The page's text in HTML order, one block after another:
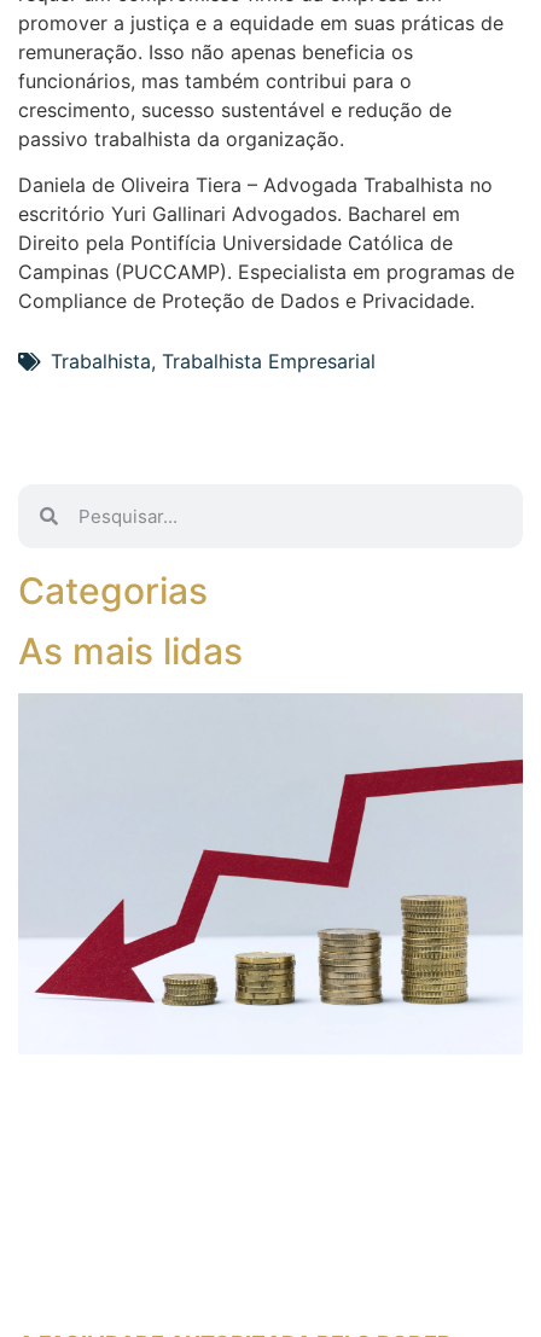
promover a justiça e a equidade em suas práticas de
remuneração. Isso não apenas beneficia os
funcionários, mas também contribui para o
crescimento, sucesso sustentável e redução de
passivo trabalhista da organização.
Daniela de Oliveira Tiera – Advogada Trabalhista no
escritório Yuri Gallinari Advogados. Bacharel em
Direito pela Pontifícia Universidade Católica de
Campinas (PUCCAMP). Especialista em programas de
Compliance de Proteção de Dados e Privacidade.
Trabalhista, Trabalhista Empresarial
Categorias
As mais lidas